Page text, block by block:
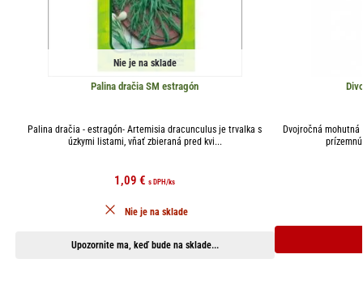
Nie je na sklade
Palina dračia SM estragón
Palina dračia - estragón- Artemisia dracunculus je trvalka s
úzkymi listami, vňať zbieraná pred kvi...
1,09€ s DPH/ks
Upozornite ma, keď bude na sklade...
Nie je na sklade
Dvojročná